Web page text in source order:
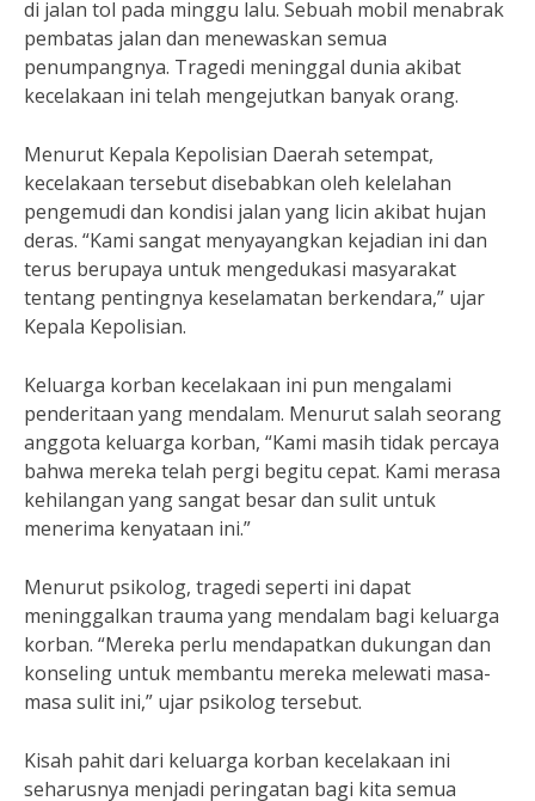
di jalan tol pada minggu lalu. Sebuah mobil menabrak
pembatas jalan dan menewaskan semua
penumpangnya. Tragedi meninggal dunia akibat
kecelakaan ini telah mengejutkan banyak orang.
Menurut Kepala Kepolisian Daerah setempat,
kecelakaan tersebut disebabkan oleh kelelahan
pengemudi dan kondisi jalan yang licin akibat hujan
deras. “Kami sangat menyayangkan kejadian ini dan
terus berupaya untuk mengedukasi masyarakat
tentang pentingnya keselamatan berkendara,” ujar
Kepala Kepolisian.
Keluarga korban kecelakaan ini pun mengalami
penderitaan yang mendalam. Menurut salah seorang
anggota keluarga korban, “Kami masih tidak percaya
bahwa mereka telah pergi begitu cepat. Kami merasa
kehilangan yang sangat besar dan sulit untuk
menerima kenyataan ini.”
Menurut psikolog, tragedi seperti ini dapat
meninggalkan trauma yang mendalam bagi keluarga
korban. “Mereka perlu mendapatkan dukungan dan
konseling untuk membantu mereka melewati masa-
masa sulit ini,” ujar psikolog tersebut.
Kisah pahit dari keluarga korban kecelakaan ini
seharusnya menjadi peringatan bagi kita semua